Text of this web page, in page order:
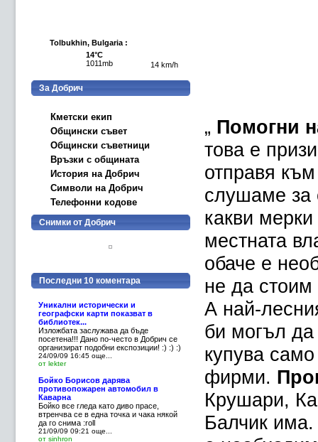
Tolbukhin, Bulgaria :
14°C
1011mb
14 km/h
За Добрич
Кметски екип
Общински съвет
Общински съветници
Връзки с общината
История на Добрич
Символи на Добрич
Телефонни кодове
Снимки от Добрич
Последни 10 коментара
Уникални исторически и
географски карти показват в
библиотек...
Изложбата заслужава да бъде
посетена!!! Дано по-често в Добрич се
организират подобни експозиции! :) :) :)
24/09/09 16:45 още...
от lekter
Бойко Борисов дарява
противопожарен автомобил в
Каварна
Бойко все гледа като диво прасе,
втренчва се в една точка и чака някой
да го снима :roll
21/09/09 09:21 още...
от sinhron
„ Помогни
това е
отправя
слушаме за
какви
местната
обаче е
не да стоим
А най-
би могъл да
купува
фирми.
Крушари,
Балчик